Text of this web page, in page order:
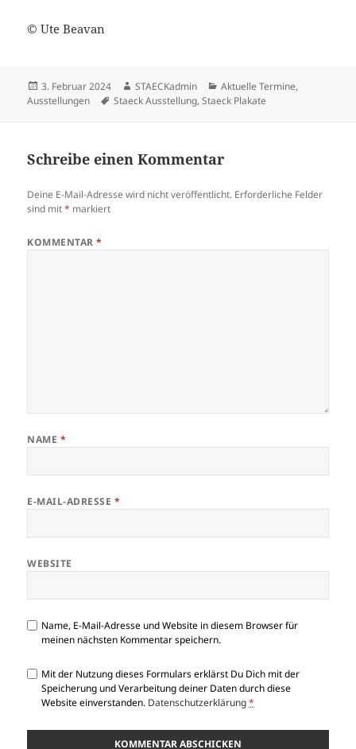
© Ute Beavan
Veröffentlicht
am
3. Februar 2024 Autor
STAECKadmin Kategorien
Aktuelle Termine,
Ausstellungen
Schlagwörter
Staeck Ausstellung,Staeck Plakate
Schreibe einen Kommentar
Deine E-Mail-Adresse wird nicht veröffentlicht. Erforderliche Felder
sind mit* markiert
KOMMENTAR*
NAME *
E-MAIL-ADRESSE *
WEBSITE
Name, E-Mail-Adresse und Website in diesem Browser für
meinen nächsten Kommentar speichern.
Mit der Nutzung dieses Formulars erklärst Du Dich mit der
Speicherung und Verarbeitung deiner Daten durch diese
Website einverstanden. Datenschutzerklärung *